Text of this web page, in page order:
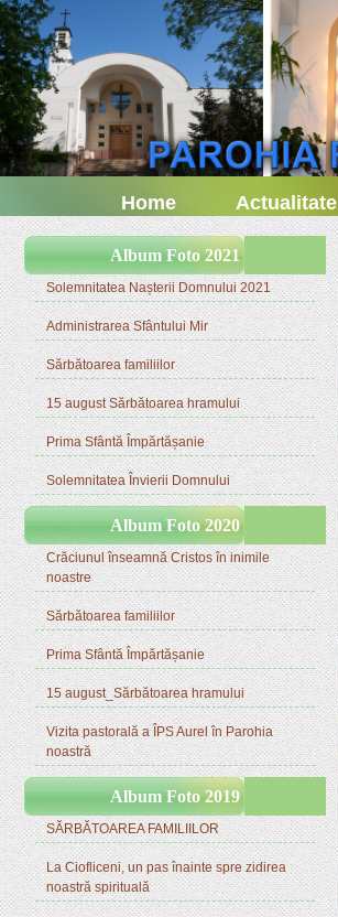
Home Actualitate
Album Foto 2021
Solemnitatea Nașterii Domnului 2021
Administrarea Sfântului Mir
Sărbătoarea familiilor
15 august Sărbătoarea hramului
Prima Sfântă Împărtășanie
Solemnitatea Învierii Domnului
Album Foto 2020
Crăciunul înseamnă Cristos în inimile
noastre
Sărbătoarea familiilor
Prima Sfântă Împărtășanie
15 august_Sărbătoarea hramului
Vizita pastorală a ÎPS Aurel în Parohia
noastră
Album Foto 2019
SĂRBĂTOAREA FAMILIILOR
La Ciofliceni, un pas înainte spre zidirea
noastră spirituală